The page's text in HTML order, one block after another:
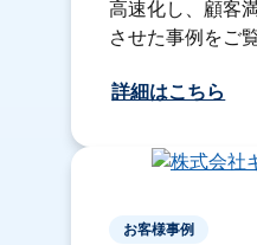
高速化し、顧客
させた事例をご
詳細はこちら
お客様事例